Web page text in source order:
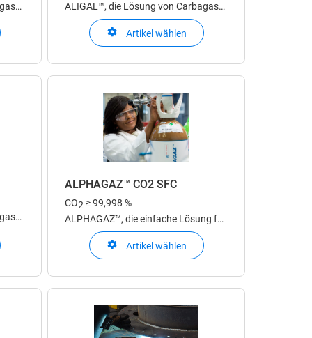
ALIGAL™, die Lösung von Carbagas
für den Einsatz in der
Lebensmittelindustrie
Artikel wählen
ALPHAGAZ™ CO2 SFC
CO2 ≥ 99,998 %
ALPHAGAZ™, die einfache Lösung für
Ihre Anwendung im Berich Labor &
Analytik
Artikel wählen